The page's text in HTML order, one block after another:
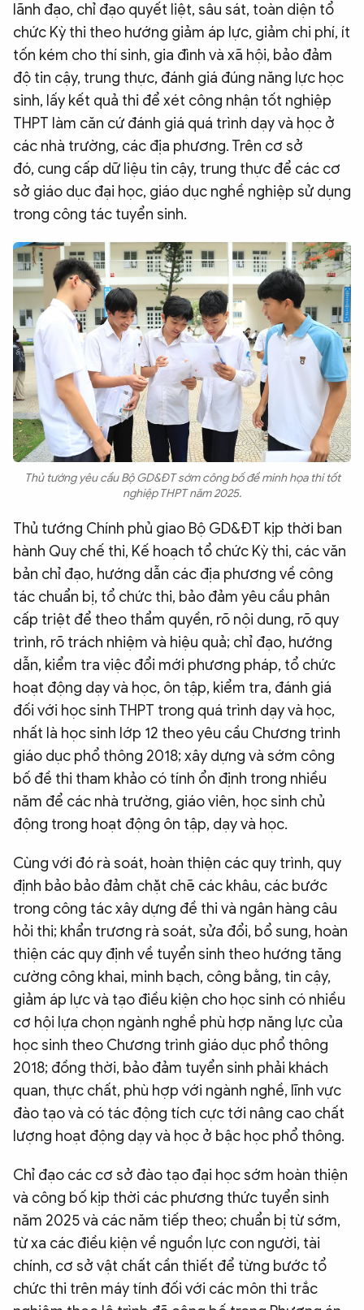
lãnh đạo, chỉ đạo quyết liệt, sâu sát, toàn diện tổ
chức Kỳ thi theo hướng giảm áp lực, giảm chi phí, ít
tốn kém cho thí sinh, gia đình và xã hội, bảo đảm
độ tin cậy, trung thực, đánh giá đúng năng lực học
sinh, lấy kết quả thi để xét công nhận tốt nghiệp
THPT làm căn cứ đánh giá quá trình dạy và học ở
các nhà trường, các địa phương. Trên cơ sở
đó, cung cấp dữ liệu tin cậy, trung thực để các cơ
sở giáo dục đại học, giáo dục nghề nghiệp sử dụng
trong công tác tuyển sinh.
Thủ tướng yêu cầu Bộ GD&ĐT sớm công bố đề minh họa thi tốt
nghiệp THPT năm 2025.
Thủ tướng Chính phủ giao Bộ GD&ĐT kịp thời ban
hành Quy chế thi, Kế hoạch tổ chức Kỳ thi, các văn
bản chỉ đạo, hướng dẫn các địa phương về công
tác chuẩn bị, tổ chức thi, bảo đảm yêu cầu phân
cấp triệt để theo thẩm quyền, rõ nội dung, rõ quy
trình, rõ trách nhiệm và hiệu quả; chỉ đạo, hướng
dẫn, kiểm tra việc đổi mới phương pháp, tổ chức
hoạt động dạy và học, ôn tập, kiểm tra, đánh giá
đối với học sinh THPT trong quá trình dạy và học,
nhất là học sinh lớp 12 theo yêu cầu Chương trình
giáo dục phổ thông 2018; xây dựng và sớm công
bố đề thi tham khảo có tính ổn định trong nhiều
năm để các nhà trường, giáo viên, học sinh chủ
động trong hoạt động ôn tập, dạy và học.
Cùng với đó rà soát, hoàn thiện các quy trình, quy
định bảo bảo đảm chặt chẽ các khâu, các bước
trong công tác xây dựng đề thi và ngân hàng câu
hỏi thi; khẩn trương rà soát, sửa đổi, bổ sung, hoàn
thiện các quy định về tuyển sinh theo hướng tăng
cường công khai, minh bạch, công bằng, tin cậy,
giảm áp lực và tạo điều kiện cho học sinh có nhiều
cơ hội lựa chọn ngành nghề phù hợp năng lực của
học sinh theo Chương trình giáo dục phổ thông
2018; đồng thời, bảo đảm tuyển sinh phải khách
quan, thực chất, phù hợp với ngành nghề, lĩnh vực
đào tạo và có tác động tích cực tới nâng cao chất
lượng hoạt động dạy và học ở bậc học phổ thông.
Chỉ đạo các cơ sở đào tạo đại học sớm hoàn thiện
và công bố kịp thời các phương thức tuyển sinh
năm 2025 và các năm tiếp theo; chuẩn bị từ sớm,
từ xa các điều kiện về nguồn lực con người, tài
chính, cơ sở vật chất cần thiết để từng bước tổ
chức thi trên máy tính đối với các môn thi trắc